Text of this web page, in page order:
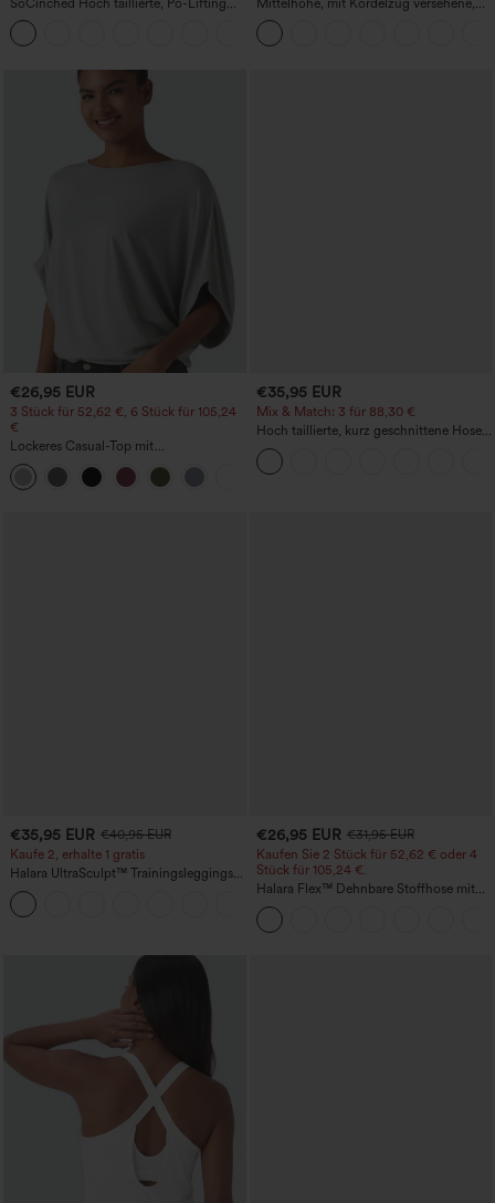
7/8-Trainingsleggings mit
Bauchkontrolle und Seitentaschen
schnelltrocknende Golfhose mit schmal
zulaufendem Schnitt, abgerundetem
Saum und Taschen – UPF 40+
€26,95 EUR
3 Stück für 52,62 €, 6 Stück für 105,24
€
Lockeres Casual-Top mit
Rundhalsausschnitt und
Fledermausärmeln
€35,95 EUR
Mix & Match: 3 für 88,30 €
Hoch taillierte, kurz geschnittene Hose
mit Reißverschlusstasche in Leinenoptik
€35,95 EUR €40,95 EUR
Kaufe 2, erhalte 1 gratis
Halara UltraSculpt™ Trainingsleggings
mit hohem Bund – raffende Push-up-
Po-Form, Bauchkontrolle, Taschen und
formende Passform
€26,95 EUR €31,95 EUR
Kaufen Sie 2 Stück für 52,62 € oder 4
Stück für 105,24 €.
Halara Flex™ Dehnbare Stoffhose mit
hohem Bund, Waffelmuster,
Seitentaschen und weitem Bein